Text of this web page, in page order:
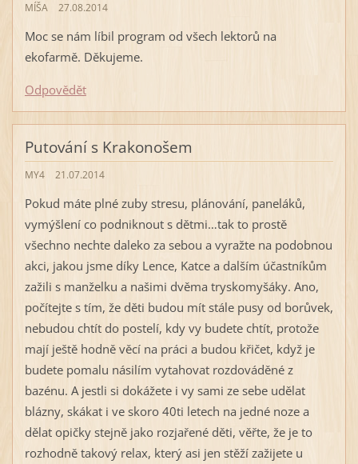
MÍŠA 27.08.2014
Moc se nám líbil program od všech lektorů na
ekofarmě. Děkujeme.
Odpovědět
Putování s Krakonošem
MY4 21.07.2014
Pokud máte plné zuby stresu, plánování, paneláků,
vymýšlení co podniknout s dětmi…tak to prostě
všechno nechte daleko za sebou a vyražte na podobnou
akci, jakou jsme díky Lence, Katce a dalším účastníkům
zažili s manželku a našimi dvěma tryskomyšáky. Ano,
počítejte s tím, že děti budou mít stále pusy od borůvek,
nebudou chtít do postelí, kdy vy budete chtít, protože
mají ještě hodně věcí na práci a budou křičet, když je
budete pomalu násilím vytahovat rozdováděné z
bazénu. A jestli si dokážete i vy sami ze sebe udělat
blázny, skákat i ve skoro 40ti letech na jedné noze a
dělat opičky stejně jako rozjařené děti, věřte, že je to
rozhodně takový relax, který asi jen stěží zažijete u